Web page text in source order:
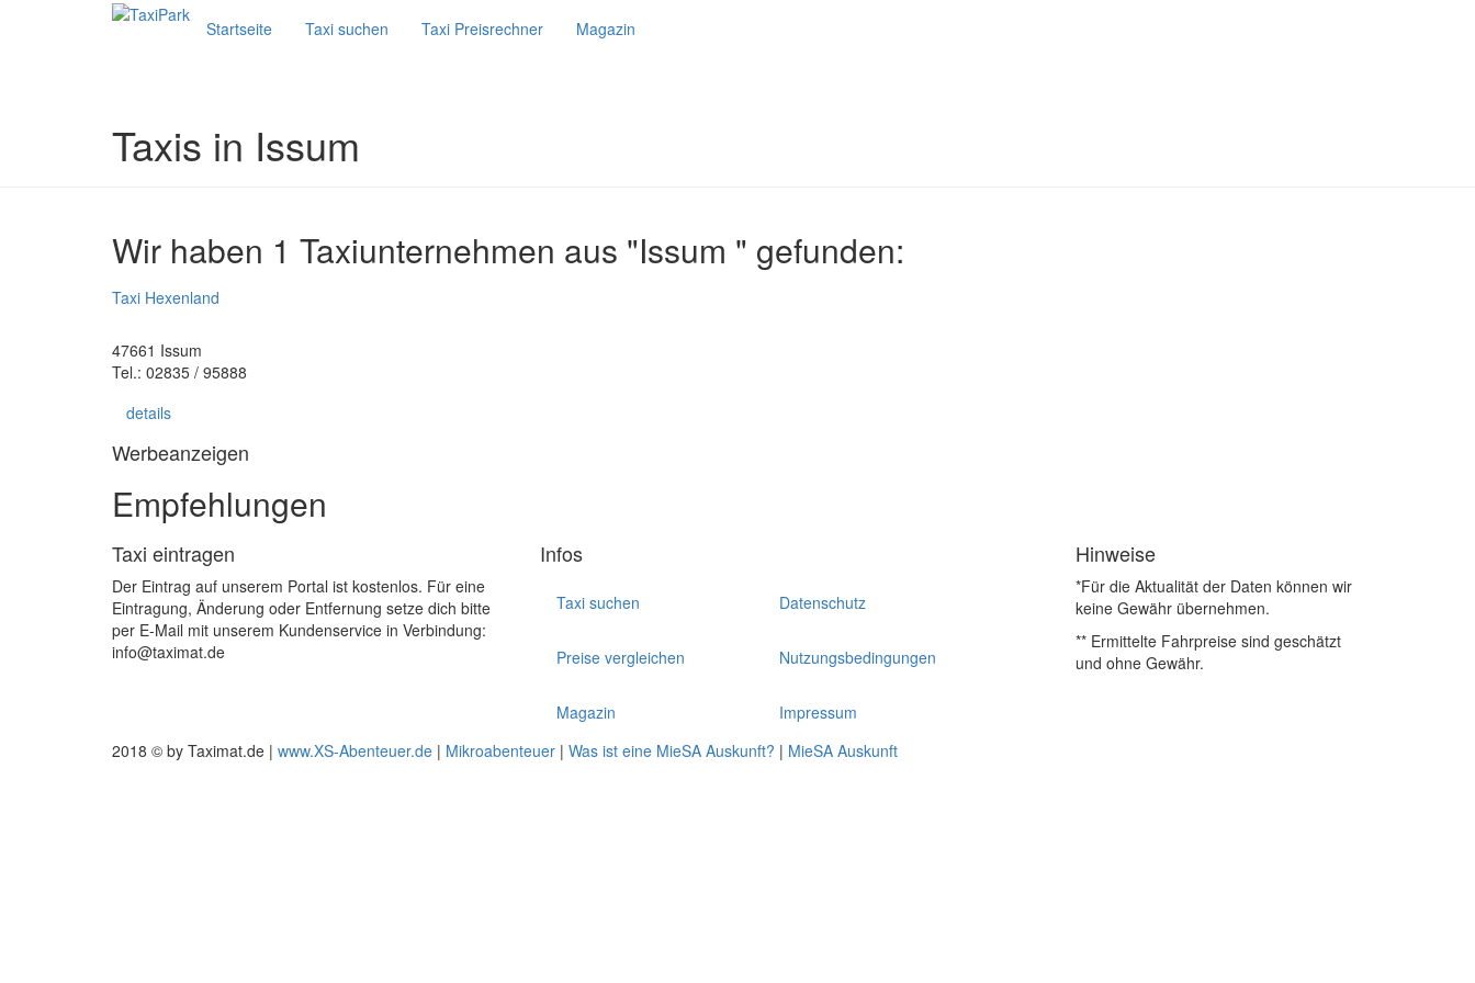
Startseite Taxi suchen Taxi Preisrechner Magazin
Taxis in Issum
Wir haben 1 Taxiunternehmen aus "Issum " gefunden:
Taxi Hexenland
47661 Issum
Tel.: 02835 / 95888
details
Werbeanzeigen
Empfehlungen
Taxi eintragen
Der Eintrag auf unserem Portal ist kostenlos. Für eine
Eintragung, Änderung oder Entfernung setze dich bitte
per E-Mail mit unserem Kundenservice in Verbindung:
info@taximat.de
Infos
Taxi suchen
Preise vergleichen
Magazin
Datenschutz
Nutzungsbedingungen
Impressum
Hinweise
*Für die Aktualität der Daten können wir
keine Gewähr übernehmen.
** Ermittelte Fahrpreise sind geschätzt
und ohne Gewähr.
2018 © by Taximat.de | www.XS-Abenteuer.de | Mikroabenteuer | Was ist eine MieSA Auskunft? | MieSA Auskunft